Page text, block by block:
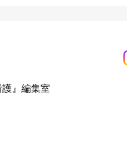
護』編集室